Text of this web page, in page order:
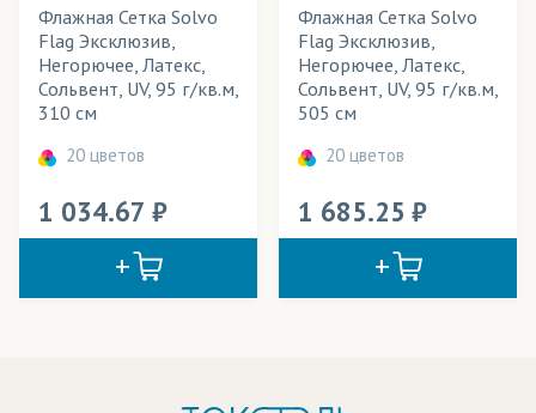
Флажная Сетка Solvo
Flag Эксклюзив,
Негорючее, Латекс,
Сольвент, UV, 95 г/кв.м,
310 см
20 цветов
1 034.67
Флажная Сетка Solvo
Flag Эксклюзив,
Негорючее, Латекс,
Сольвент, UV, 95 г/кв.м,
505 см
20 цветов
1 685.25